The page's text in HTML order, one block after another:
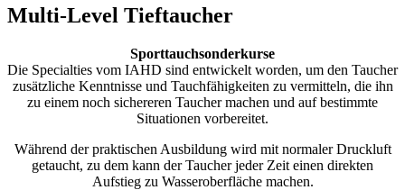
Multi-Level Tieftaucher
Sporttauchsonderkurse
Die Specialties vom IAHD sind entwickelt worden, um den Taucher
zusätzliche Kenntnisse und Tauchfähigkeiten zu vermitteln, die ihn
zu einem noch sichereren Taucher machen und auf bestimmte
Situationen vorbereitet.
Während der praktischen Ausbildung wird mit normaler Druckluft
getaucht, zu dem kann der Taucher jeder Zeit einen direkten
Aufstieg zu Wasseroberfläche machen.